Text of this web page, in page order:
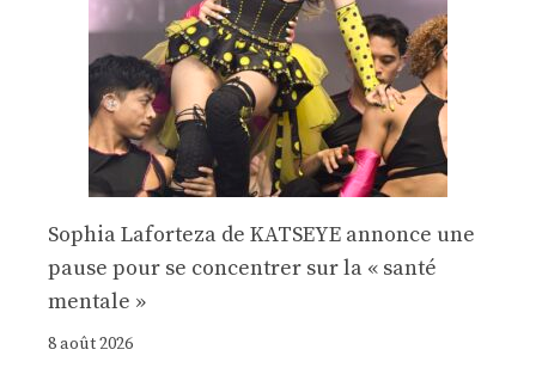
Sophia Laforteza de KATSEYE annonce une
pause pour se concentrer sur la « santé
mentale »
8 août 2026